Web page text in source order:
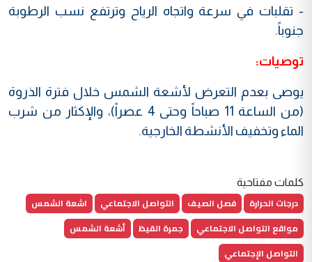
- تقلبات في سرعة واتجاه الرياح وترتفع نسب الرطوبة
جنوباً.
توصيات:
يوصى بعدم التعرض لأشعة الشمس خلال فترة الذروة
(من الساعة 11 صباحاً وحتى 4 عصراً)، والإكثار من شرب
الماء وتخفيف الأنشطة الخارجية.
كلمات مفتاحية
درجات الحرارة فصل الصيف التواصل الاجتماعي
اشعة الشمس
مواقع التواصل الاجتماعي
جمرة القيظ
أشعة الشمس
التواصل الإجتماعي